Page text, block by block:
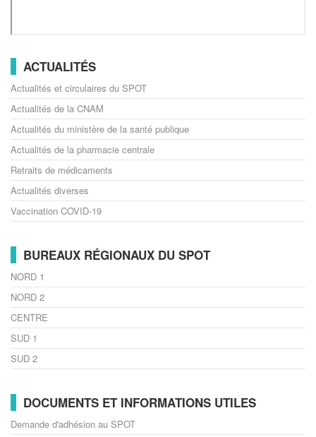
ACTUALITÉS
Actualités et circulaires du SPOT
Actualités de la CNAM
Actualités du ministère de la santé publique
Actualités de la pharmacie centrale
Retraits de médicaments
Actualités diverses
Vaccination COVID-19
BUREAUX RÉGIONAUX DU SPOT
NORD 1
NORD 2
CENTRE
SUD 1
SUD 2
DOCUMENTS ET INFORMATIONS UTILES
Demande d'adhésion au SPOT